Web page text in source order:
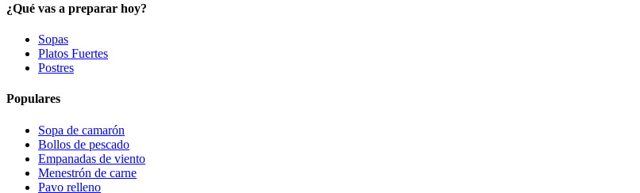
¿Qué vas a preparar hoy?
Sopas
Platos Fuertes
Postres
Populares
Sopa de camarón
Bollos de pescado
Empanadas de viento
Menestrón de carne
Pavo relleno